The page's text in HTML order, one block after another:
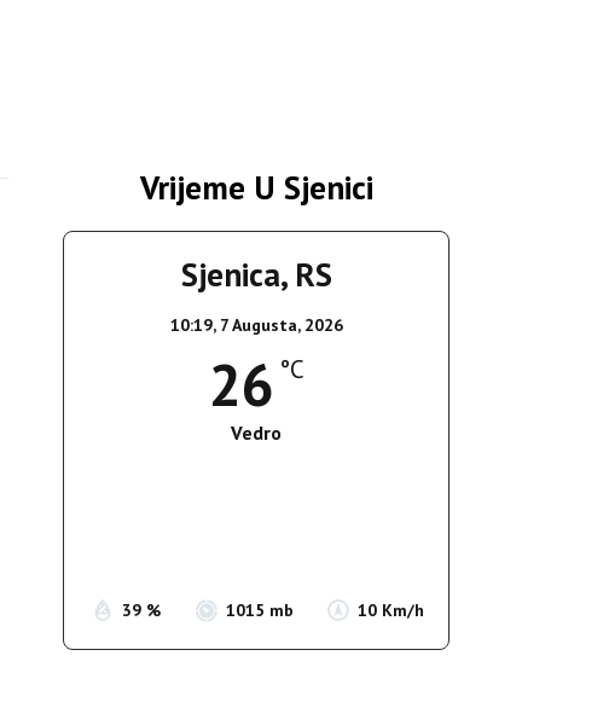
Vrijeme U Sjenici
Sjenica, RS
10:19, 7 Augusta, 2026
26 °C
Vedro
39 % 1015 mb 10 Km/h